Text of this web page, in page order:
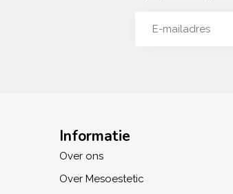
Informatie
Over ons
Over Mesoestetic